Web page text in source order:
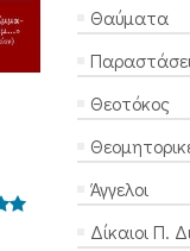
ΧΡΙΣΤΟΣ
ΧΩΡΙΣ
0,02
πόντοι
Θαύματα
Θεοτόκος
Άγγελοι
Δίκαιοι Π.